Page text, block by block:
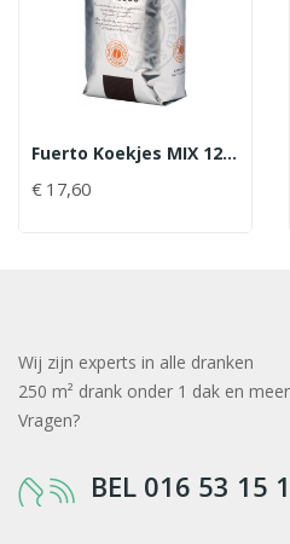
Fuerto Koekjes MIX 120 St
€ 17,60
Wij zijn experts in alle dranken
250 m² drank onder 1 dak en
Vragen?
BEL 016 53 15